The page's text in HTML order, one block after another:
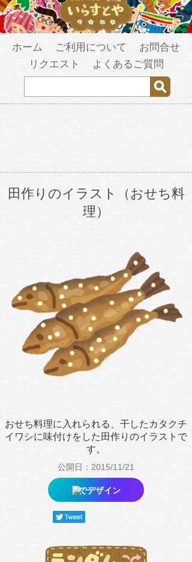
ホーム ご利用について
お問合せ
リクエスト
よくあるご質問
田作りのイラスト（おせち料
理）
おせち料理に入れられる、干したカタクチ
イワシに味付けをした田作りのイラストで
す。
公開日：2015/11/21
でデザイン